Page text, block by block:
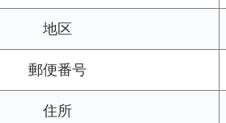
地区
郵便番号
住所